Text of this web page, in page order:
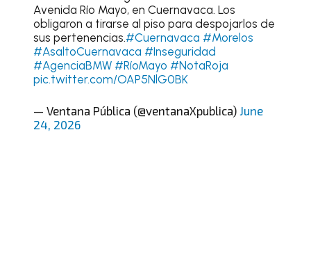
Avenida Río Mayo, en Cuernavaca. Los
obligaron a tirarse al piso para despojarlos de
sus pertenencias.#Cuernavaca #Morelos
#AsaltoCuernavaca #Inseguridad
#AgenciaBMW #RíoMayo #NotaRoja
pic.twitter.com/OAP5NlG0BK
— Ventana Pública (@ventanaXpublica) June
24, 2026